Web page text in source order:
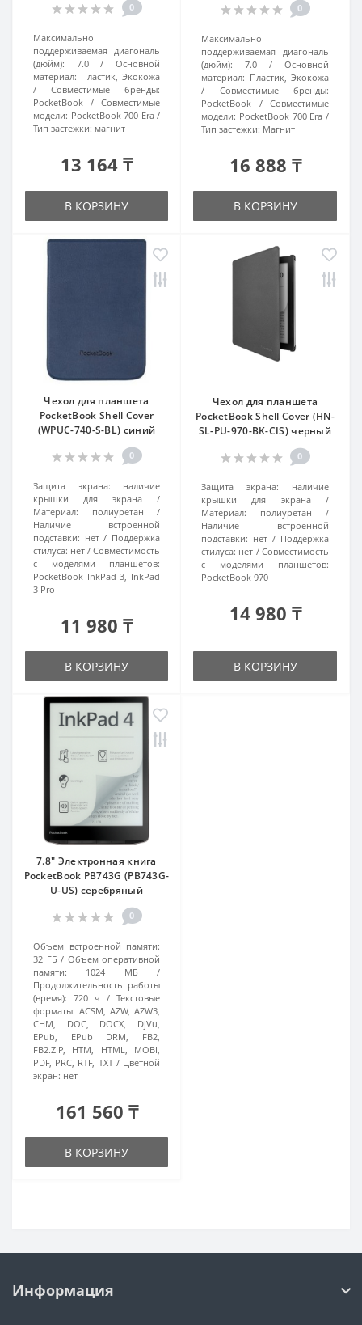
0
Максимально
поддерживаемая диагональ
(дюйм):
7.0
Основной
материал: Пластик, Экокожа
Совместимые бренды:
PocketBook
Совместимые
модели: PocketBook 700 Era
Тип застежки: магнит
13 164 ₸
В КОРЗИНУ
0
Максимально
поддерживаемая диагональ
(дюйм):
7.0
Основной
материал: Пластик, Экокожа
Совместимые бренды:
PocketBook
Совместимые
модели: PocketBook 700 Era
Тип застежки: Магнит
16 888 ₸
В КОРЗИНУ
Чехол для планшета
PocketBook Shell Cover
(WPUC-740-S-BL) синий
0
Защита экрана:
наличие
крышки для экрана
Материал:
полиуретан
Наличие встроенной
подставки: нет
Поддержка
стилуса: нет
Совместимость
с моделями планшетов:
PocketBook InkPad 3, InkPad
3 Pro
11 980 ₸
В КОРЗИНУ
Чехол для планшета
PocketBook Shell Cover (HN-
SL-PU-970-BK-CIS) черный
0
Защита экрана:
наличие
крышки для экрана
Материал:
полиуретан
Наличие встроенной
подставки: нет
Поддержка
стилуса: нет
Совместимость
с моделями планшетов:
PocketBook 970
14 980 ₸
В КОРЗИНУ
7.8" Электронная книга
PocketBook PB743G (PB743G-
U-US) серебряный
0
Объем встроенной памяти:
32 ГБ
Объем оперативной
памяти:
1024 МБ
Продолжительность работы
(время): 720 ч
Текстовые
форматы: ACSM, AZW, AZW3,
CHM, DOC, DOCX, DjVu,
EPub, EPub DRM, FB2,
FB2.ZIP, HTM, HTML, MOBI,
PDF, PRC, RTF, TXT
Цветной
экран: нет
161 560 ₸
В КОРЗИНУ
Информация